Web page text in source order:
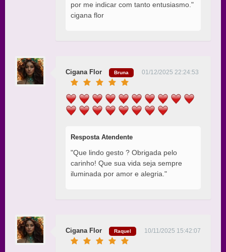
por me indicar com tanto entusiasmo."
cigana flor
Cigana Flor Bruna 01/12/2025 22:24:53
Resposta Atendente
"Que lindo gesto ? Obrigada pelo
carinho! Que sua vida seja sempre
iluminada por amor e alegria."
Cigana Flor Raquel 10/11/2025 15:42:07